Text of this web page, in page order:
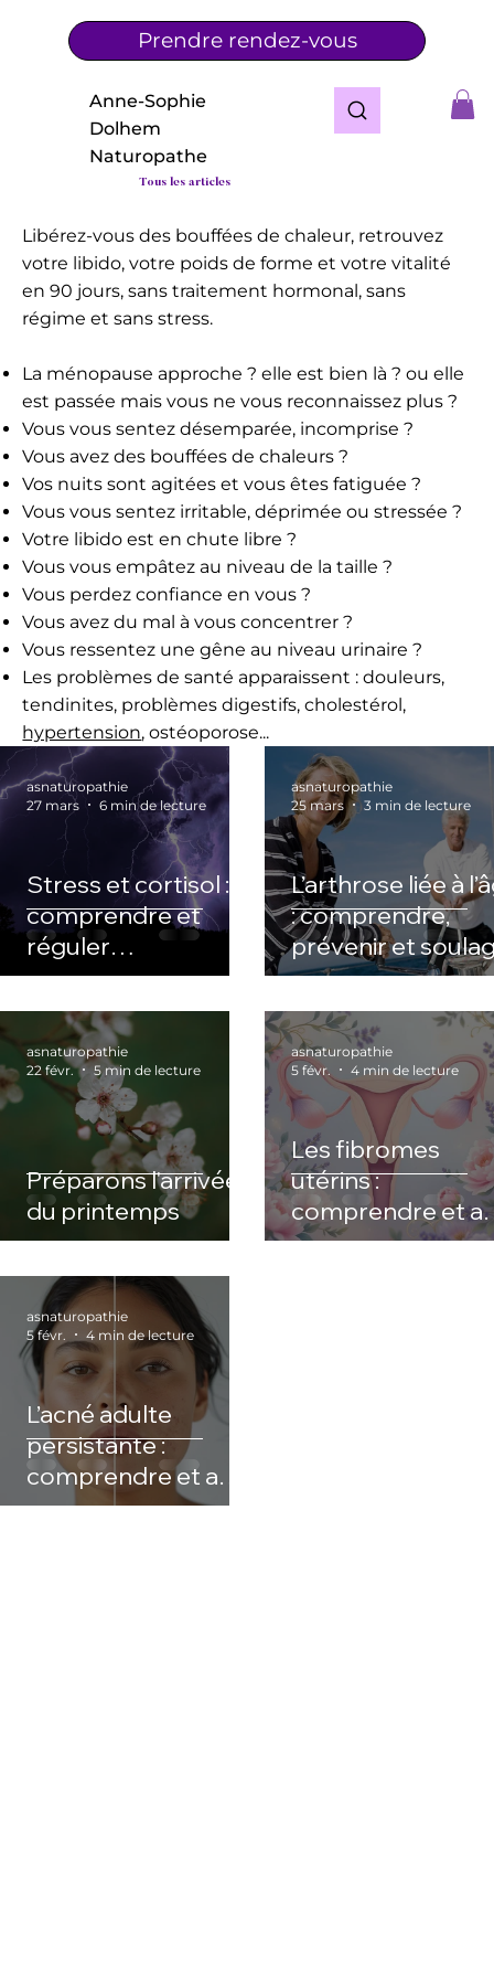
Anne-Sophie
Dolhem
Naturopathe
Prendre rendez-vous
Tous les articles
Libérez-vous des bouffées de chaleur, retrouvez
votre libido, votre poids de forme et votre vitalité
en 90 jours, sans traitement hormonal, sans
régime et sans stress.
La ménopause approche ? elle est bien là ? ou elle
est passée mais vous ne vous reconnaissez plus ?
Vous vous sentez désemparée, incomprise ?
Vous avez des bouffées de chaleurs ?
Vos nuits sont agitées et vous êtes fatiguée ?
Vous vous sentez irritable, déprimée ou stressée ?
Votre libido est en chute libre ?
Vous vous empâtez au niveau de la taille ?
Vous perdez confiance en vous ?
Vous avez du mal à vous concentrer ?
Vous ressentez une gêne au niveau urinaire ?
Les problèmes de santé apparaissent : douleurs,
tendinites, problèmes digestifs, cholestérol,
hypertension, ostéoporose...
Stress et cortisol :
comprendre et
réguler
naturellement
asnaturopathie
27 mars
6 min de lecture
L’arthrose liée à
: comprendre,
prévenir et
naturellement
asnaturopathie
25 mars
3 min de lecture
Préparons l'arrivée
du printemps
asnaturopathie
22 févr.
5 min de lecture
Les fibromes
utérins :
comprendre et
naturellement
asnaturopathie
5 févr.
4 min de lecture
L’acné adulte
persistante :
comprendre et agir
naturellement
asnaturopathie
5 févr.
4 min de lecture